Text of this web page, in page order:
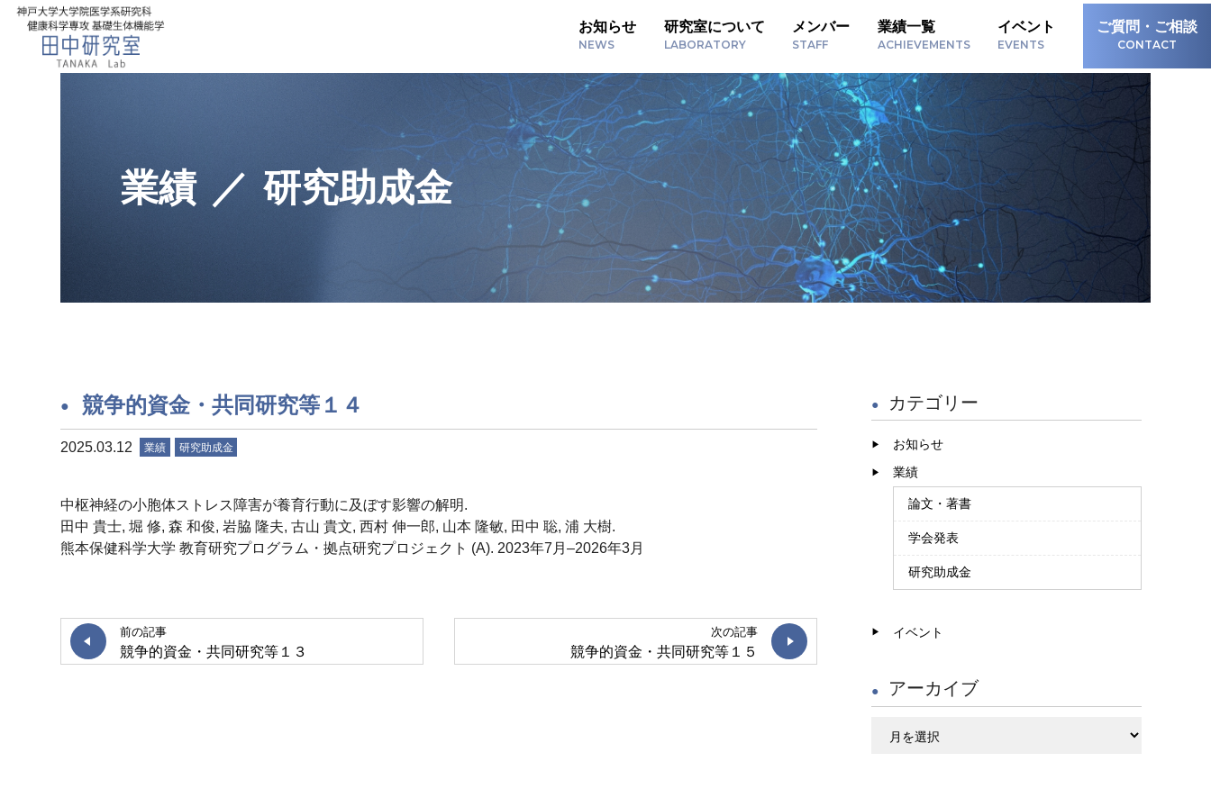
お知らせ
NEWS
研究室について
LABORATORY
メンバー
STAFF
業績一覧
ACHIEVEMENTS
イベント
EVENTS
ご質問・ご相談
CONTACT
業績 研究助成金
競争的資金・共同研究等１４
2025.03.12 業績 研究助成金
中枢神経の小胞体ストレス障害が養育行動に及ぼす影響の解明.
田中 貴士, 堀 修, 森 和俊, 岩脇 隆夫, 古山 貴文, 西村 伸一郎, 山本 隆敏, 田中 聡, 浦 大樹.
熊本保健科学大学 教育研究プログラム・拠点研究プロジェクト (A). 2023年7月–2026年3月
前の記事
競争的資金・共同研究等１３
次の記事
競争的資金・共同研究等１５
カテゴリー
お知らせ
業績
論文・著書
学会発表
研究助成金
イベント
アーカイブ